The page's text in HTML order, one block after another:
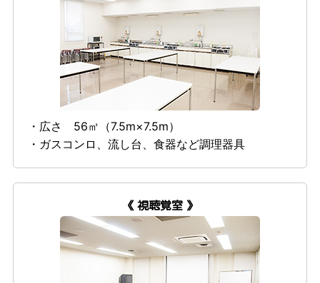
・広さ 56㎡（7.5m×7.5m）
・ガスコンロ、流し台、食器など調理器具
《 視聴覚室 》